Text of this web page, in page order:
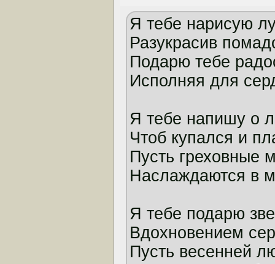
Я тебе нарисую
Разукрасив
Подарю тебе
Исполняя для
Я тебе напишу о
Чтоб купался и
Пусть греховные
Наслаждаются в
Я тебе подарю
Вдохновением
Пусть весенней